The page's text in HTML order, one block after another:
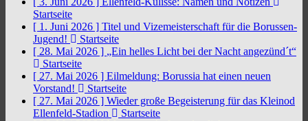
Startseite
[ 1. Juni 2026 ] Titel und Vizemeisterschaft für die Borussen-
Jugend!
Startseite
[ 28. Mai 2026 ] „Ein helles Licht bei der Nacht angezünd´t“
Startseite
[ 27. Mai 2026 ] Eilmeldung: Borussia hat einen neuen
Vorstand!
Startseite
[ 27. Mai 2026 ] Wieder große Begeisterung für das Kleinod
Ellenfeld-Stadion
Startseite